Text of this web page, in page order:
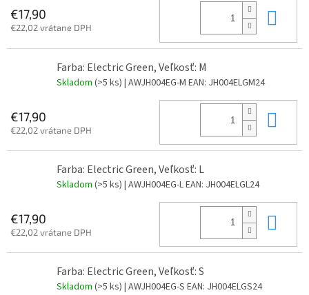
€17,90
€22,02 vrátane DPH
Farba: Electric Green, Veľkosť: M
Skladom (>5 ks) | AWJH004EG-M EAN: JH004ELGM24
€17,90
€22,02 vrátane DPH
Farba: Electric Green, Veľkosť: L
Skladom (>5 ks) | AWJH004EG-LEAN: JH004ELGL24
€17,90
€22,02 vrátane DPH
Farba: Electric Green, Veľkosť: S
Skladom (>5 ks) | AWJH004EG-S EAN: JH004ELGS24